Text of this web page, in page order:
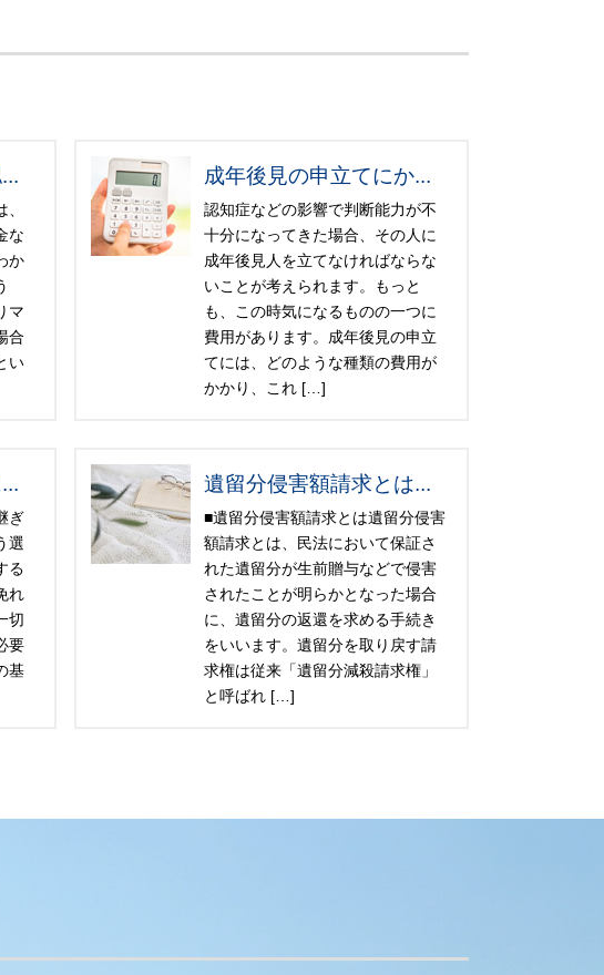
な
か
マ
合
い
成年後見の申立てにか...
認知症などの影響で判断能力が不
十分になってきた場合、その人に
成年後見人を立てなければならな
いことが考えられます。もっと
も、この時気になるものの一つに
費用があります。成年後見の申立
てには、どのような種類の費用が
かかり、これ […]
ぎ
選
る
れ
切
要
基
遺留分侵害額請求とは...
■遺留分侵害額請求とは遺留分侵害
額請求とは、民法において保証さ
れた遺留分が生前贈与などで侵害
されたことが明らかとなった場合
に、遺留分の返還を求める手続き
をいいます。遺留分を取り戻す請
求権は従来「遺留分減殺請求権」
と呼ばれ […]